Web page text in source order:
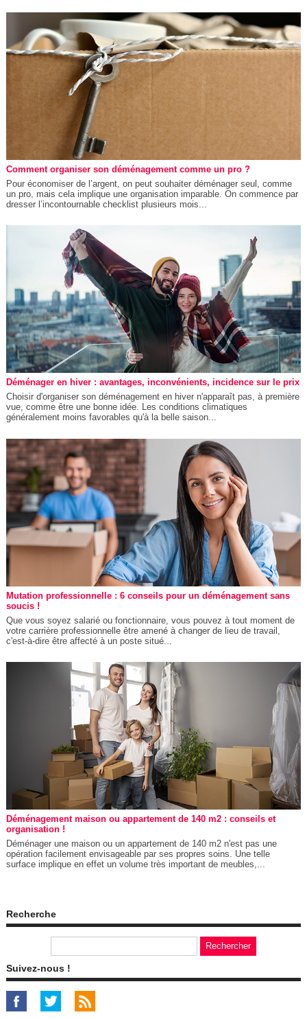
Comment organiser son déménagement comme un pro ?
Pour économiser de l’argent, on peut souhaiter déménager seul, comme
un pro, mais cela implique une organisation imparable. On commence par
dresser l’incontournable checklist plusieurs mois...
Déménager en hiver : avantages, inconvénients, incidence sur le prix
Choisir d'organiser son déménagement en hiver n'apparaît pas, à première
vue, comme être une bonne idée. Les conditions climatiques
généralement moins favorables qu'à la belle saison...
Mutation professionnelle : 6 conseils pour un déménagement sans
soucis !
Que vous soyez salarié ou fonctionnaire, vous pouvez à tout moment de
votre carrière professionnelle être amené à changer de lieu de travail,
c'est-à-dire être affecté à un poste situé...
Déménagement maison ou appartement de 140 m2 : conseils et
organisation !
Déménager une maison ou un appartement de 140 m2 n'est pas une
opération facilement envisageable par ses propres soins. Une telle
surface implique en effet un volume très important de meubles,...
Recherche
Suivez-nous !